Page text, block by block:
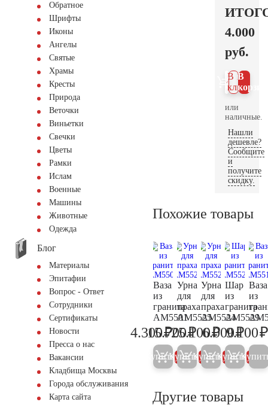
Обратное
Шрифты
Иконы
Ангелы
Святые
Храмы
Кресты
Природа
Веточки
Виньетки
Свечки
Цветы
Рамки
Ислам
Военные
Машины
Животные
Одежда
Блог
Материалы
Эпитафии
Вопрос - Ответ
Сотрудники
Сертификаты
Новости
Пресса о нас
Вакансии
Кладбища Москвы
Города обслуживания
Карта сайта
4.000
руб.
В
В 1
клик
или
наличные.
Нашли
дешевле?
Сообщите
и
получите
скидку.
Похожие товары
Ваза
из
гранита
AM5501
4.500
4.300₽
Купить 5%
Урна
для
праха
AM5525
16.500
15.700₽
Купить 5%
Урна
для
праха
AM5524
26.400
25.100₽
Купить 5%
Шар
из
гранита
AM5529
6.300
6.000₽
Купить 5%
Ваза
из
9.100₽
Другие товары